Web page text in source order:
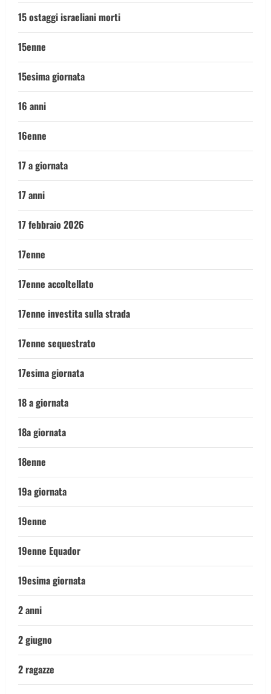
15 ostaggi israeliani morti
15enne
15esima giornata
16 anni
16enne
17 a giornata
17 anni
17 febbraio 2026
17enne
17enne accoltellato
17enne investita sulla strada
17enne sequestrato
17esima giornata
18 a giornata
18a giornata
18enne
19a giornata
19enne
19enne Equador
19esima giornata
2 anni
2 giugno
2 ragazze